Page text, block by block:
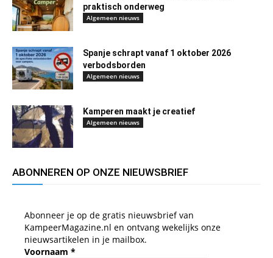
praktisch onderweg
Algemeen nieuws
Spanje schrapt vanaf 1 oktober 2026
verbodsborden
Algemeen nieuws
Kamperen maakt je creatief
Algemeen nieuws
ABONNEREN OP ONZE NIEUWSBRIEF
Abonneer je op de gratis nieuwsbrief van
KampeerMagazine.nl en ontvang wekelijks onze
nieuwsartikelen in je mailbox.
Voornaam *